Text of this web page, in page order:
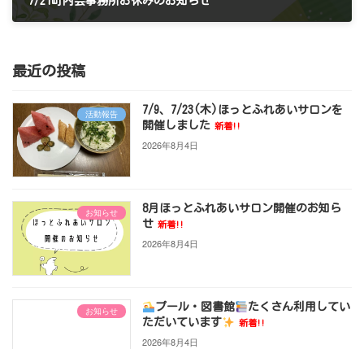
最近の投稿
活動報告
7/9、7/23(木)ほっとふれあいサロンを
開催しました 新着!!
2026年8月4日
お知らせ
8月ほっとふれあいサロン開催のお知ら
せ 新着!!
2026年8月4日
お知らせ プール・図書館
たくさん利用してい
ただいています
新着!!
2026年8月4日